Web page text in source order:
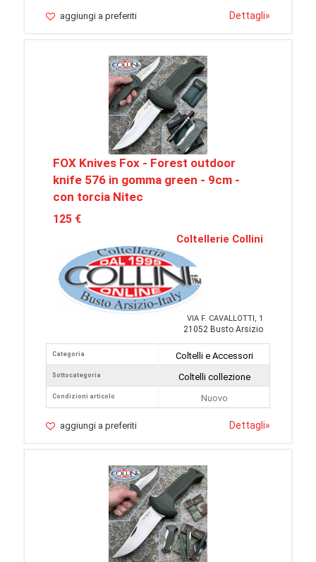
aggiungi a preferiti Dettagli»
FOX Knives Fox - Forest outdoor
knife 576 in gomma green - 9cm -
con torcia Nitec
125 €
Coltellerie Collini
VIA F. CAVALLOTTI, 1
21052 Busto Arsizio
Categoria
Sottocategoria
Condizioni articolo
Coltelli e Accessori
Coltelli collezione
Nuovo
aggiungi a preferiti Dettagli»